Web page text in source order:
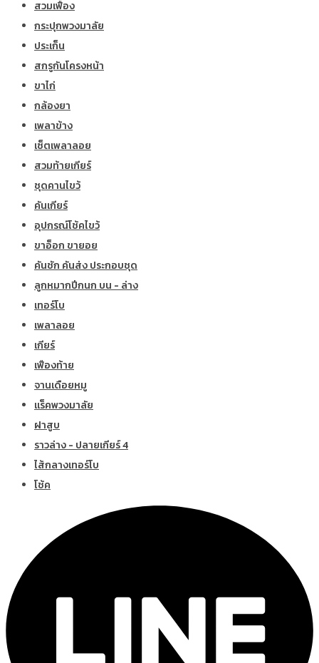
สวมเฟือง
กระปุกพวงมาลัย
ประเก็น
สกรูกันโครงหน้า
ขาไก่
กล้องยา
เพลาข้าง
เซ็ตเพลาลอย
สวมท้ายเกียร์
ชุดคานไขว้
คันเกียร์
อุปกรณ์โช้คไขว้
ขาอ็อก ขายอย
คันชัก คันส่ง ประกอบชุด
ลูกหมากปีกนก บน - ล่าง
เทอร์โบ
เพลาลอย
เกียร์
เฟืองท้าย
จานเดือยหมู
แร็คพวงมาลัย
ฝาสูบ
ราวล่าง - ปลายเกียร์ 4
ไส้กลางเทอร์โบ
โช้ค